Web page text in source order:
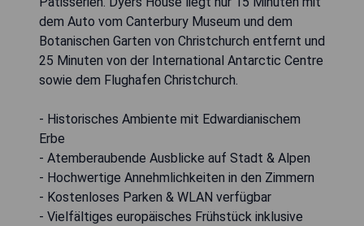
dem Auto vom Canterbury Museum und dem
Botanischen Garten von Christchurch entfernt und
25 Minuten von der International Antarctic Centre
sowie dem Flughafen Christchurch.
- Historisches Ambiente mit Edwardianischem
Erbe
- Atemberaubende Ausblicke auf Stadt & Alpen
- Hochwertige Annehmlichkeiten in den Zimmern
- Kostenloses Parken & WLAN verfügbar
- Vielfältiges europäisches Frühstück inklusive